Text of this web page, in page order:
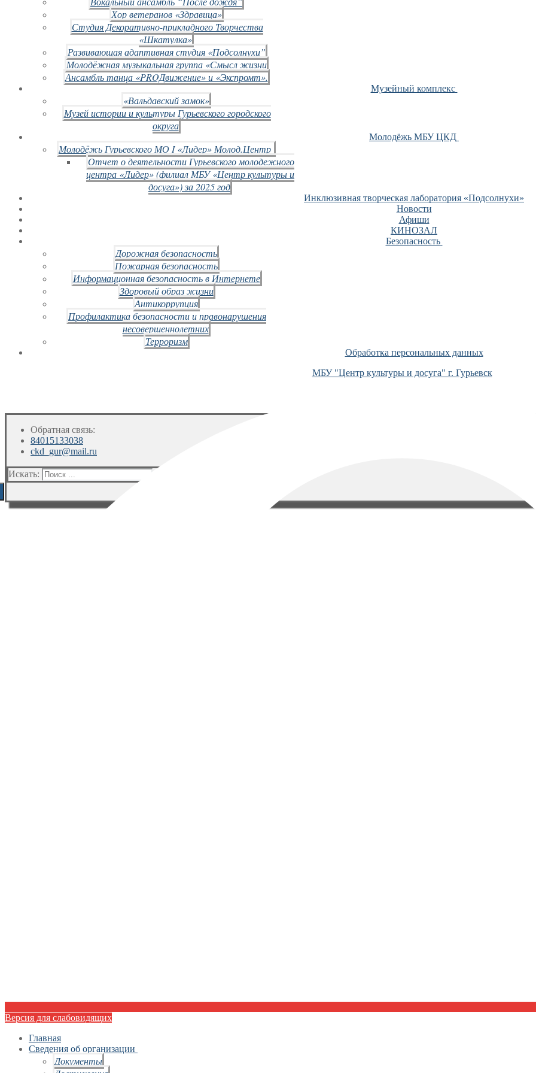
Хор ветеранов «Здравица»
Студия Декоративно-прикладного Творчества
«Шкатулка»
Развивающая адаптивная студия «Подсолнухи”
Молодёжная музыкальная группа «Смысл жизни
Ансамбль танца «PROДвижение» и «Экспромт».
Музейный комплекс
«Вальдавский замок»
Музей истории и культуры Гурьевского городского
округа
Молодёжь МБУ ЦКД
Молодёжь Гурьевского МО I «Лидер» Молод.Центр
Отчет о деятельности Гурьевского молодежного
центра «Лидер» (филиал МБУ «Центр культуры и
досуга») за 2025 год
Инклюзивная творческая лаборатория «Подсолнухи»
Новости
Афиши
КИНОЗАЛ
Безопасность
Дорожная безопасность
Пожарная безопасность
Информационная безопасность в Интернете
Здоровый образ жизни
Антикоррупция
Профилактика безопасности и правонарушения
несовершеннолетних
Терроризм
Обработка персональных данных
МБУ "Центр культуры и досуга" г. Гурьевск
Обратная связь:
84015133038
ckd_gur@mail.ru
Искать:
Версия для слабовидящих
Главная
Сведения об организации
Документы